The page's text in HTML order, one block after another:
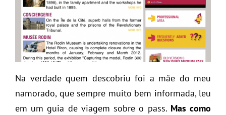
Na verdade quem descobriu foi a mãe do meu
namorado, que sempre muito bem informada, leu
em um guia de viagem sobre o pass. Mas como